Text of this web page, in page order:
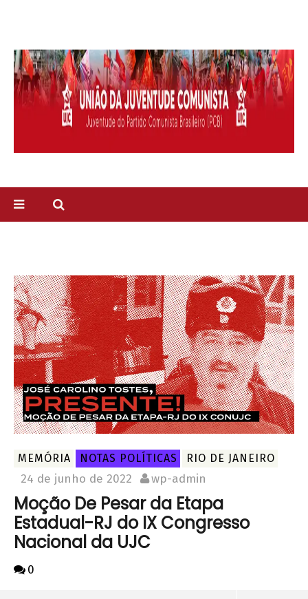
MEMÓRIA NOTAS POLÍTICAS RIO DE JANEIRO
24 de junho de 2022 wp-admin
Moção De Pesar da Etapa
Estadual-RJ do IX Congresso
Nacional da UJC
0